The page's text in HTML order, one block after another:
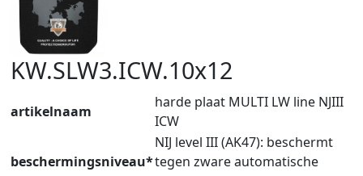
KW.SLW3.ICW.10x12
artikelnaam
harde plaat MULTI LW line NJIII
ICW
beschermingsniveau*
NIJ level III (AK47): beschermt
tegen zware automatische